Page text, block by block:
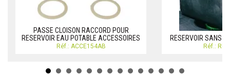
PASSE CLOISON RACCORD POUR
RESERVOIR EAU POTABLE ACCESSOIRES
Réf.: ACCE154AB
RESERVOIR SANS
Réf.: